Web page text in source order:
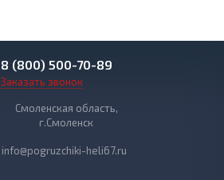
8 (800) 500-70-89
Заказать звонок
Смоленская область,
г.Смоленск
info@pogruzchiki-heli67.ru